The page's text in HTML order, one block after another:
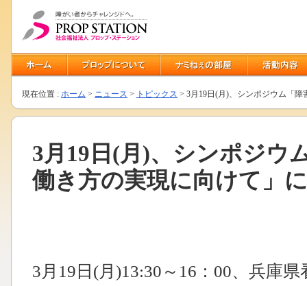
現在位置 : ホーム > ニュース > トピックス > 3月19日(月)、シンポジウム「
3月19日(月)、シンポジウ
働き方の実現に向けて」
3月19日(月)13:30～16：00、兵庫